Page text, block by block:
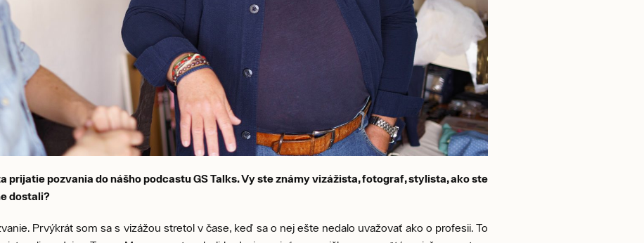
prijatie pozvania do nášho podcastu GS Talks. Vy ste známy vizážista, fotograf, stylista, ako ste
dostali?
Prvýkrát som sa s vizážou stretol v čase, keď sa o nej ešte nedalo uvažovať ako o profesii. To